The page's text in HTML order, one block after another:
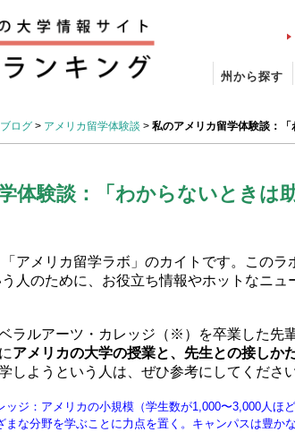
州から探す
ログ > アメリカ留学体験談 > 私のアメリカ留学体験談：「
体験談：「わからないときは
アメリカ留学ラボ」のカイトです。このラ
人のために、お役立ち情報やホットなニュ
ラルアーツ・カレッジ（※）を卒業した先
アメリカの大学の授業と、先生との接しか
しようという人は、ぜひ参考にしてくださ
ッジ：アメリカの小規模（学生数が1,000〜3,000人ほ
まな分野を学ぶことに力点を置く。キャンパスは豊か